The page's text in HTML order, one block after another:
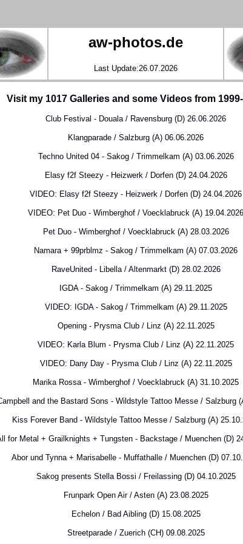
aw-photos.de
Last Update:26.07.2026
Visit my 1017 Galleries and some Videos from
Club Festival - Douala / Ravensburg (D) 26.06.2026
Klangparade / Salzburg (A) 06.06.2026
Techno United 04 - Sakog / Trimmelkam (A) 03.06.2026
Elasy f2f Steezy - Heizwerk / Dorfen (D) 24.04.2026
VIDEO: Elasy f2f Steezy - Heizwerk / Dorfen (D) 24.04.2026
VIDEO: Pet Duo - Wimberghof / Voecklabruck (A) 19.04.2026
Pet Duo - Wimberghof / Voecklabruck (A) 28.03.2026
Namara + 99prblmz - Sakog / Trimmelkam (A) 07.03.2026
RaveUnited - Libella / Altenmarkt (D) 28.02.2026
IGDA - Sakog / Trimmelkam (A) 29.11.2025
VIDEO: IGDA - Sakog / Trimmelkam (A) 29.11.2025
Opening - Prysma Club / Linz (A) 22.11.2025
VIDEO: Karla Blum - Prysma Club / Linz (A) 22.11.2025
VIDEO: Dany Day - Prysma Club / Linz (A) 22.11.2025
Marika Rossa - Wimberghof / Voecklabruck (A) 31.10.2025
and the Bastard Sons - Wildstyle Tattoo Messe / Salzburg
Kiss Forever Band - Wildstyle Tattoo Messe / Salzburg (A)
for Metal + Grailknights + Tungsten - Backstage / Muenchen (D)
Abor und Tynna + Marisabelle - Muffathalle / Muenchen (D)
Sakog presents Stella Bossi / Freilassing (D) 04.10.2025
Frunpark Open Air / Asten (A) 23.08.2025
Echelon / Bad Aibling (D) 15.08.2025
Streetparade / Zuerich (CH) 09.08.2025